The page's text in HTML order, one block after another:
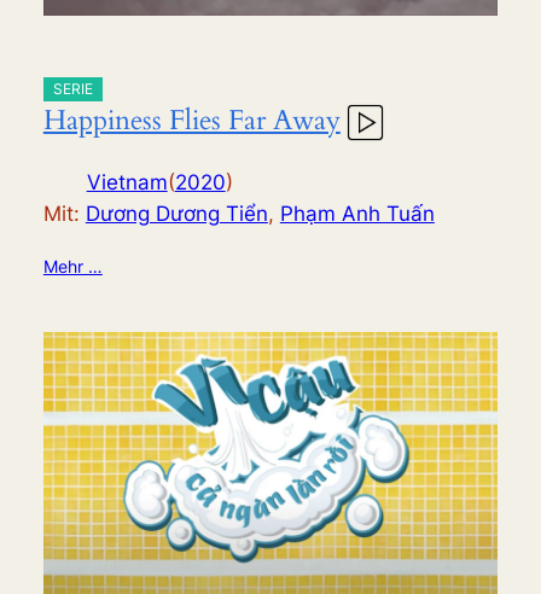
SERIE
Happiness Flies Far Away
Vietnam(2020)
Mit: Dương Dương Tiển, Phạm Anh Tuấn
Mehr …